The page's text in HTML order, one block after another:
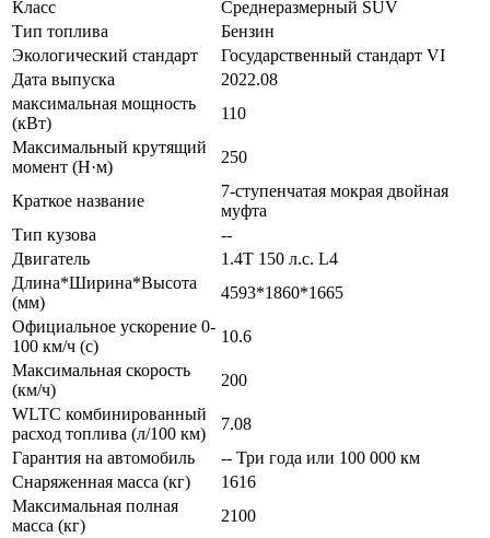
Класс
Среднеразмерный SUV
Тип топлива
Бензин
Экологический стандарт
Государственный стандарт VI
Дата выпуска
2022.08
максимальная мощность
(кВт)
110
Максимальный крутящий
момент (Н·м)
250
Краткое название
7-ступенчатая мокрая двойная
муфта
Тип кузова
--
Двигатель
1.4T 150 л.с. L4
Длина*Ширина*Высота
(мм)
4593*1860*1665
Официальное ускорение 0-
100 км/ч (с)
10.6
Максимальная скорость
(км/ч)
200
WLTC комбинированный
расход топлива (л/100 км)
7.08
Гарантия на автомобиль
-- Три года или 100 000 км
Снаряженная масса (кг)
1616
Максимальная полная
масса (кг)
2100